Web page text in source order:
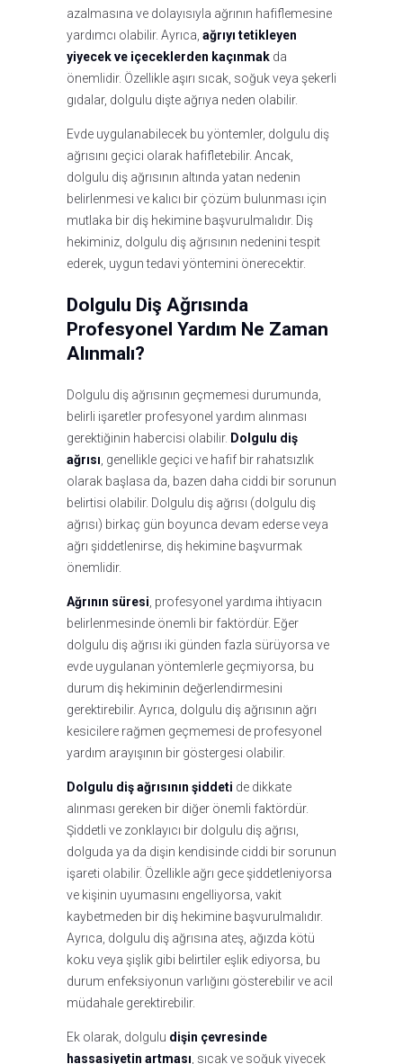
azalmasına ve dolayısıyla ağrının hafiflemesine
yardımcı olabilir. Ayrıca, ağrıyı tetikleyen
yiyecek ve içeceklerden kaçınmak da
önemlidir. Özellikle aşırı sıcak, soğuk veya şekerli
gıdalar, dolgulu dişte ağrıya neden olabilir.
Evde uygulanabilecek bu yöntemler, dolgulu diş
ağrısını geçici olarak hafifletebilir. Ancak,
dolgulu diş ağrısının altında yatan nedenin
belirlenmesi ve kalıcı bir çözüm bulunması için
mutlaka bir diş hekimine başvurulmalıdır. Diş
hekiminiz, dolgulu diş ağrısının nedenini tespit
ederek, uygun tedavi yöntemini önerecektir.
Dolgulu Diş Ağrısında
Profesyonel Yardım Ne Zaman
Alınmalı?
Dolgulu diş ağrısının geçmemesi durumunda,
belirli işaretler profesyonel yardım alınması
gerektiğinin habercisi olabilir. Dolgulu diş
ağrısı , genellikle geçici ve hafif bir rahatsızlık
olarak başlasa da, bazen daha ciddi bir sorunun
belirtisi olabilir. Dolgulu diş ağrısı (dolgulu diş
ağrısı) birkaç gün boyunca devam ederse veya
ağrı şiddetlenirse, diş hekimine başvurmak
önemlidir.
Ağrının süresi , profesyonel yardıma ihtiyacın
belirlenmesinde önemli bir faktördür. Eğer
dolgulu diş ağrısı iki günden fazla sürüyorsa ve
evde uygulanan yöntemlerle geçmiyorsa, bu
durum diş hekiminin değerlendirmesini
gerektirebilir. Ayrıca, dolgulu diş ağrısının ağrı
kesicilere rağmen geçmemesi de profesyonel
yardım arayışının bir göstergesi olabilir.
Dolgulu diş ağrısının şiddeti de dikkate
alınması gereken bir diğer önemli faktördür.
Şiddetli ve zonklayıcı bir dolgulu diş ağrısı,
dolguda ya da dişin kendisinde ciddi bir sorunun
işareti olabilir. Özellikle ağrı gece şiddetleniyorsa
ve kişinin uyumasını engelliyorsa, vakit
kaybetmeden bir diş hekimine başvurulmalıdır.
Ayrıca, dolgulu diş ağrısına ateş, ağızda kötü
koku veya şişlik gibi belirtiler eşlik ediyorsa, bu
durum enfeksiyonun varlığını gösterebilir ve acil
müdahale gerektirebilir.
Ek olarak, dolgulu dişin çevresinde
hassasiyetin artması , sıcak ve soğuk yiyecek